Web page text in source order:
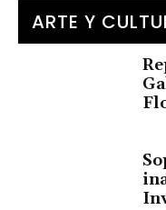
ARTE Y